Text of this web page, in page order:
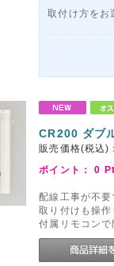
取付け方をお
CR200 ダブ
販売価格(税込)
ポイント：0
配線工事が不
取り付けも操
付属リモコン